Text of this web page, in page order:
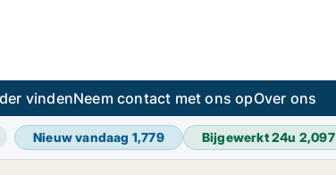
vindenNeem contact met ons opOver ons
Nieuw vandaag 1,779 Bijgewerkt 24u 2,097